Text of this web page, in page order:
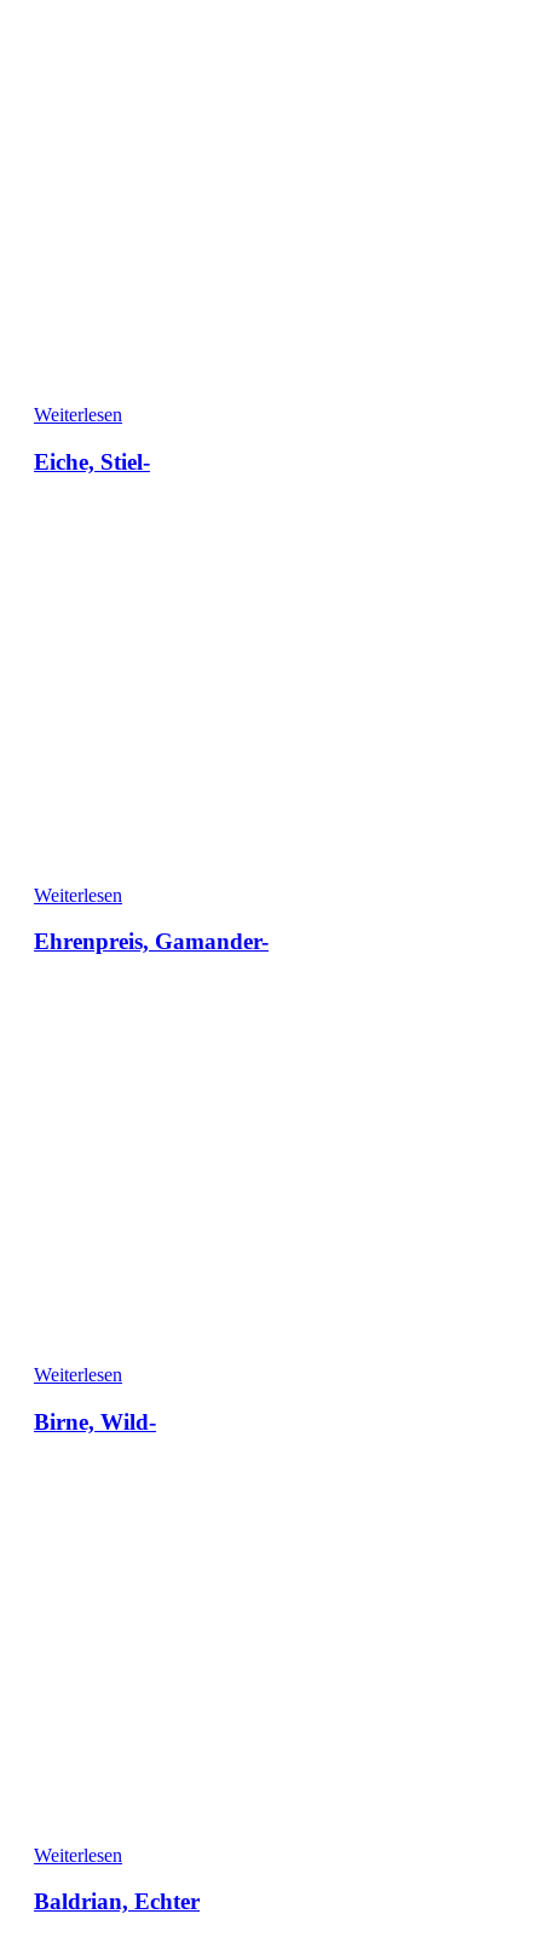
Weiterlesen
Eiche, Stiel-
Weiterlesen
Ehrenpreis, Gamander-
Weiterlesen
Birne, Wild-
Weiterlesen
Baldrian, Echter